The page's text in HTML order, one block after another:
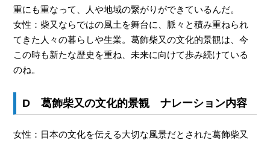
重にも重なって、人や地域の繋がりができているんだ。
女性：柴又ならではの風土を舞台に、脈々と積み重ねられ
てきた人々の暮らしや生業。葛飾柴又の文化的景観は、今
この時も新たな歴史を重ね、未来に向けて歩み続けている
のね。
D 葛飾柴又の文化的景観 ナレーション内容
女性：日本の文化を伝える大切な風景だとされた葛飾柴又